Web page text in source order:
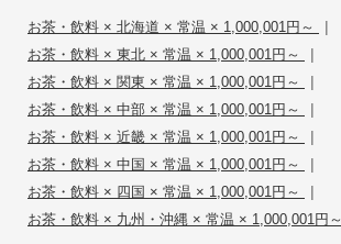
お茶・飲料 × 北海道 × 常温 × 1,000,001円～ |
お茶・飲料 × 東北 × 常温 × 1,000,001円～ |
お茶・飲料 × 関東 × 常温 × 1,000,001円～ |
お茶・飲料 × 中部 × 常温 × 1,000,001円～ |
お茶・飲料 × 近畿 × 常温 × 1,000,001円～ |
お茶・飲料 × 中国 × 常温 × 1,000,001円～ |
お茶・飲料 × 四国 × 常温 × 1,000,001円～ |
お茶・飲料 × 九州・沖縄 × 常温 × 1,000,001円～